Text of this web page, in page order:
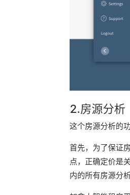
2.房源分析
这个房源分析的
首先，为了保证
点，正确定价是
内的所有房源分